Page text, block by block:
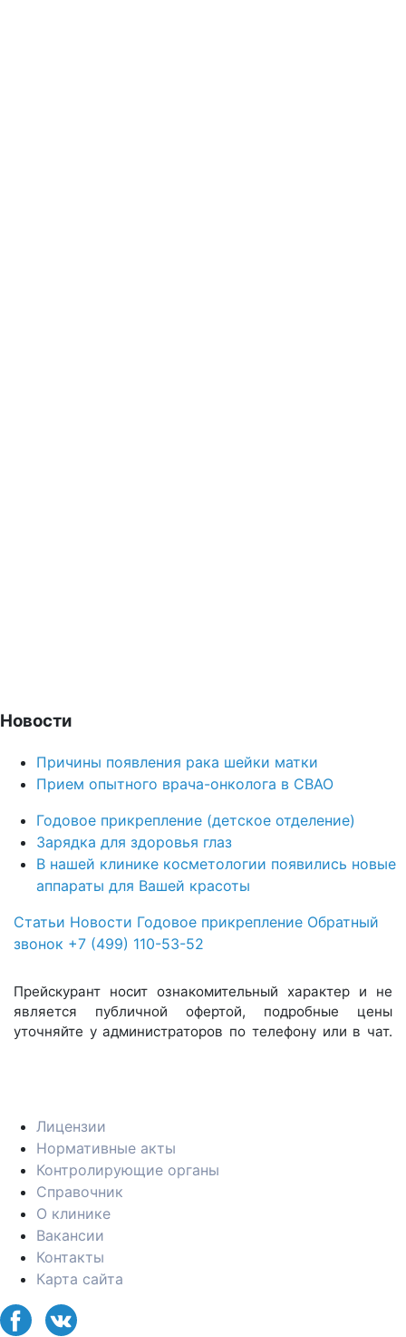
Новости
Причины появления рака шейки матки
Прием опытного врача-онколога в СВАО
Годовое прикрепление (детское отделение)
Зарядка для здоровья глаз
В нашей клинике косметологии появились новые
аппараты для Вашей красоты
Статьи Новости Годовое прикрепление Обратный
звонок +7 (499) 110-53-52
Прейскурант носит ознакомительный характер и не
является публичной офертой, подробные цены
уточняйте у администраторов по телефону или в чат.
Лицензии
Нормативные акты
Контролирующие органы
Справочник
О клинике
Вакансии
Контакты
Карта сайта